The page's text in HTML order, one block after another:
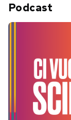
Podcast